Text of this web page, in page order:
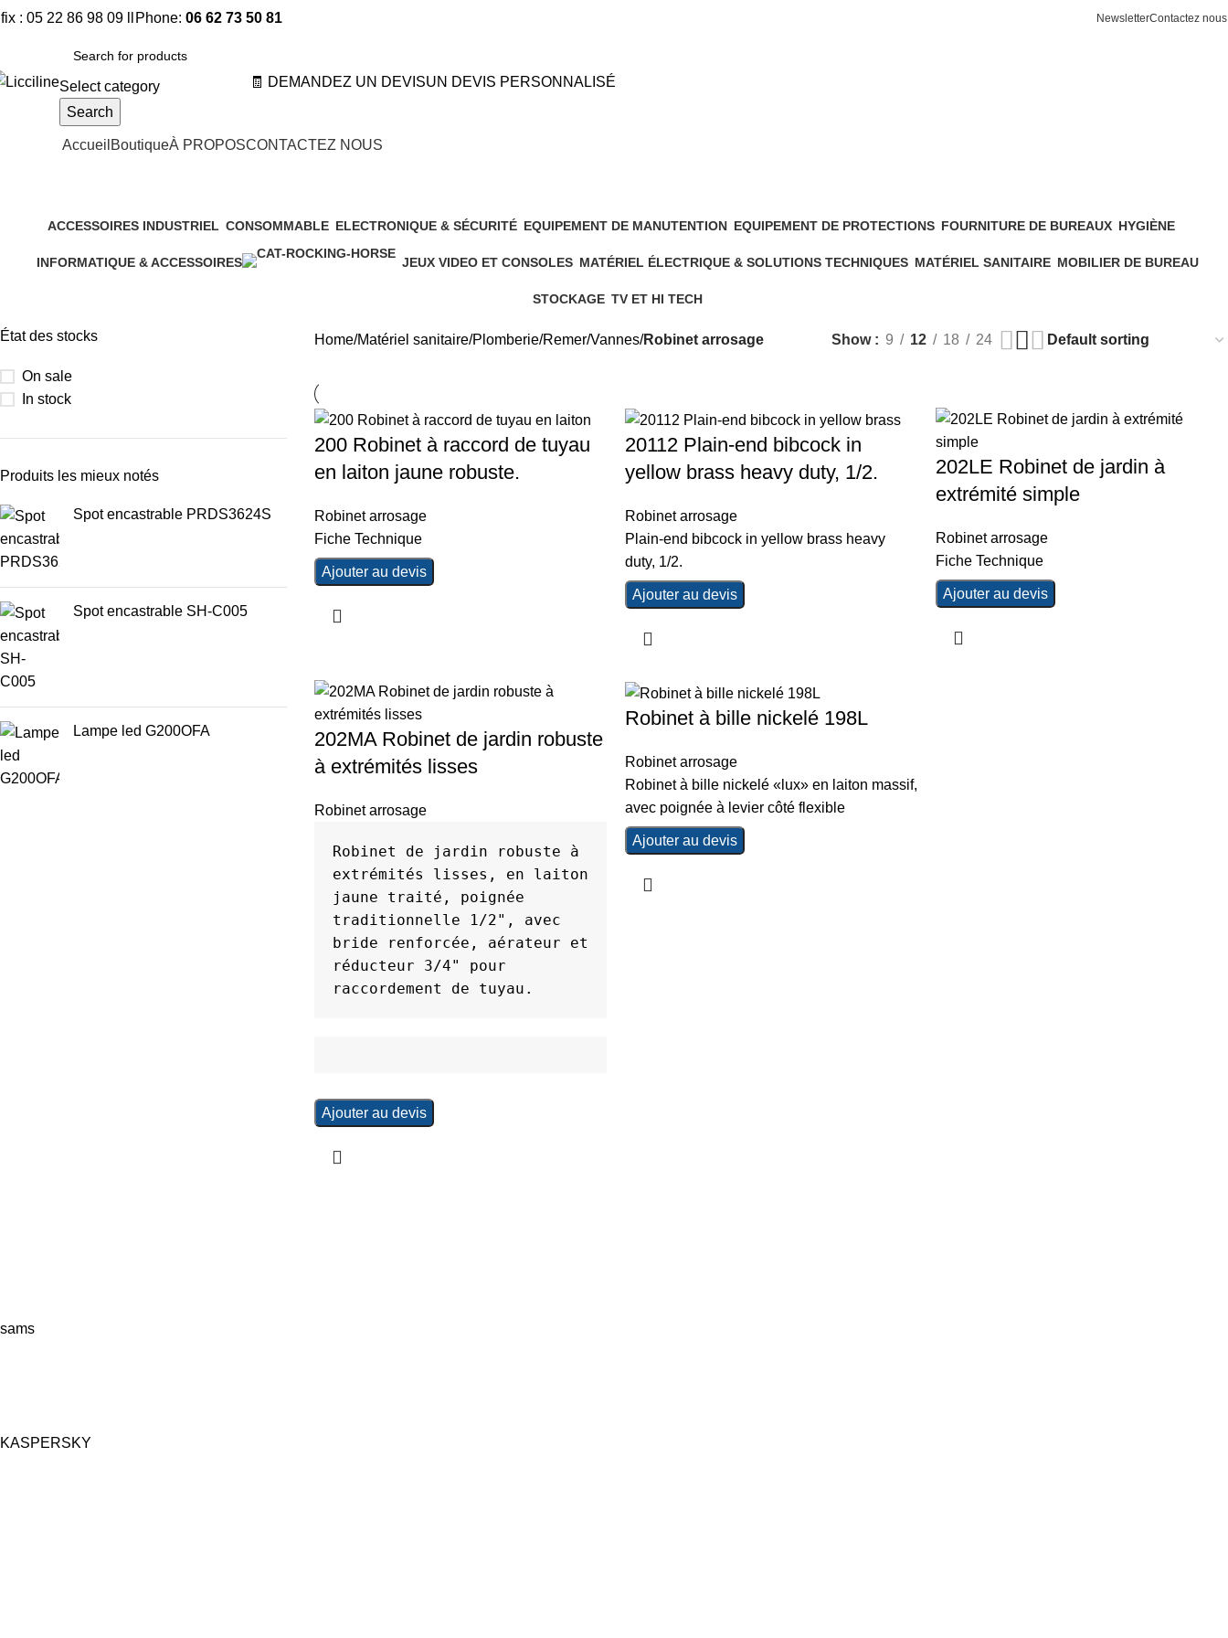
fix : 05 22 86 98 09 ll Phone: 06 62 73 50 81 NewsletterContactez nous
Select category
Search
🧾 DEMANDEZ UN DEVISUN DEVIS PERSONNALISÉ
Accueil BoutiqueÀ PROPOSCONTACTEZ NOUS
ACCESSOIRES INDUSTRIEL CONSOMMABLE ELECTRONIQUE & SÉCURITÉ EQUIPEMENT DE MANUTENTION EQUIPEMENT DE PROTECTIONS FOURNITURE DE BUREAUX HYGIÈNE
INFORMATIQUE & ACCESSOIRES
JEUX VIDEO ET CONSOLES MATÉRIEL ÉLECTRIQUE & SOLUTIONS TECHNIQUES MATÉRIEL SANITAIRE MOBILIER DE BUREAU
STOCKAGE TV ET HI TECH
État des stocks
On sale
In stock
Produits les mieux notés
Spot encastrable PRDS3624S
Spot encastrable SH-C005
Lampe led G200OFA
Home Matériel sanitaire Plomberie Remer Vannes Robinet arrosage Show 9 12 18 24
200 Robinet à raccord de tuyau
en laiton jaune robuste.
Robinet arrosage
Fiche Technique
Ajouter au devis
20112 Plain-end bibcock in
yellow brass heavy duty, 1/2.
Robinet arrosage
Plain-end bibcock in yellow brass heavy
duty, 1/2.
Ajouter au devis
202LE Robinet de jardin à
extrémité simple
Robinet arrosage
Fiche Technique
Ajouter au devis
202MA Robinet de jardin robuste
à extrémités lisses
Robinet arrosage
Robinet de jardin robuste à
extrémités lisses, en laiton
jaune traité, poignée
traditionnelle 1/2", avec
bride renforcée, aérateur et
réducteur 3/4" pour
raccordement de tuyau.
Ajouter au devis
Robinet à bille nickelé 198L
Robinet arrosage
Robinet à bille nickelé «lux» en laiton massif,
avec poignée à levier côté flexible
Ajouter au devis
sams
KASPERSKY